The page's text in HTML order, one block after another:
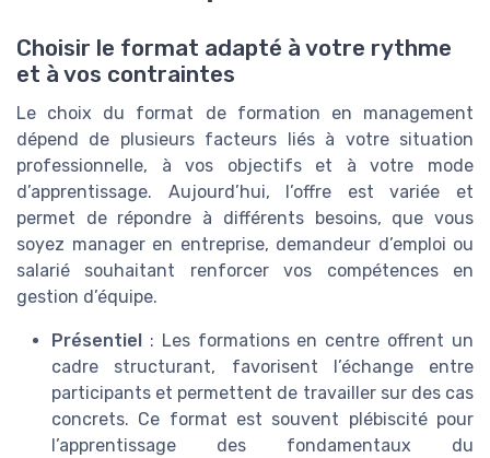
Choisir le format adapté à votre rythme
et à vos contraintes
Le choix du format de formation en management
dépend de plusieurs facteurs liés à votre situation
professionnelle, à vos objectifs et à votre mode
d’apprentissage. Aujourd’hui, l’offre est variée et
permet de répondre à différents besoins, que vous
soyez manager en entreprise, demandeur d’emploi ou
salarié souhaitant renforcer vos compétences en
gestion d’équipe.
Présentiel : Les formations en centre offrent un
cadre structurant, favorisent l’échange entre
participants et permettent de travailler sur des cas
concrets. Ce format est souvent plébiscité pour
l’apprentissage des fondamentaux du